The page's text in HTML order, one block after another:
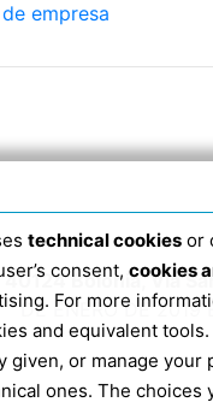
empresa
40124 Bolonia, Via
DE ENERO DE 2019
technical cookies or
consent, cookies
For more
and equivalent
given, or manage your
ones. The choices